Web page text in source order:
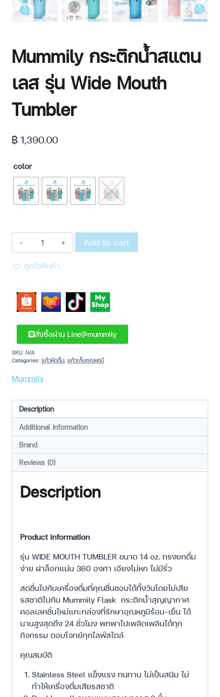
Mummily กระติกน้ำสแตน
เลส รุ่น Wide Mouth
Tumbler
฿ 1,390.00
color
Add to cart
ถูกใจสินค้า
สั่งซื้อผ่าน Line@mummily
SKU: N/A
Categories: แก้วหัดดื่ม, แก้วเก็บอุณหภูมิ
Mummily
Description
Additional information
Brand
Reviews (0)
Description
Product information
รุ่น WIDE MOUTH TUMBLER ขนาด 14 oz. ทรงยกดื่ม
ง่าย ฝาล็อกแน่น 360 องศา เอียงไม่หก ไม่มีรั่ว
สดชื่นไปกับเครื่องดื่มที่คุณชื่นชอบได้ทั้งวันโดยไม่เสีย
รสชาติไปกับ Mummily Flask กระติกน้ำสุญญากาศ
คอลเลคชั่นใหม่แกะกล่องที่รักษาอุณหภูมิร้อน-เย็น ได้
นานสูงสุดถึง 24 ชั่วโมง พกพาไปเพลิดเพลินได้ทุก
กิจกรรม ตอบโจทย์ทุกไลฟ์สไตล์
คุณสมบัติ
Stainless Steel แข็งแรง ทนทาน ไม่เป็นสนิม ไม่
ทำให้เครื่องดื่มเสียรสชาติ